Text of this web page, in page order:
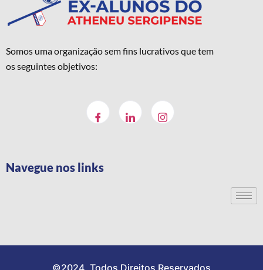
Somos uma organização sem fins lucrativos que tem
os seguintes objetivos:
Navegue nos links
©2024. Todos Direitos Reservados